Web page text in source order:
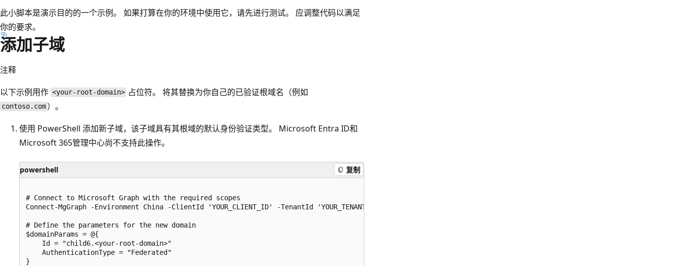
此小脚本是演示目的的一个示例。 如果打算在你的环境中使用它，请先进行测试。 应调整代码以满足
你的要求。
添加子域
注释
以下示例用作 <your-root-domain> 占位符。 将其替换为你自己的已验证根域名（例如
contoso.com ）。
使用 PowerShell 添加新子域，该子域具有其根域的默认身份验证类型。 Microsoft Entra ID和
Microsoft 365管理中心尚不支持此操作。
powershell 复制
# Connect to Microsoft Graph with the required scopes
Connect-MgGraph -Environment China -ClientId 'YOUR_CLIENT_ID' -TenantId 'YOUR_TENANT_ID' -Scopes "Domain.ReadWrite.All"
# Define the parameters for the new domain
$domainParams = @{
    Id = "child6.<your-root-domain>"
    AuthenticationType = "Federated"
}